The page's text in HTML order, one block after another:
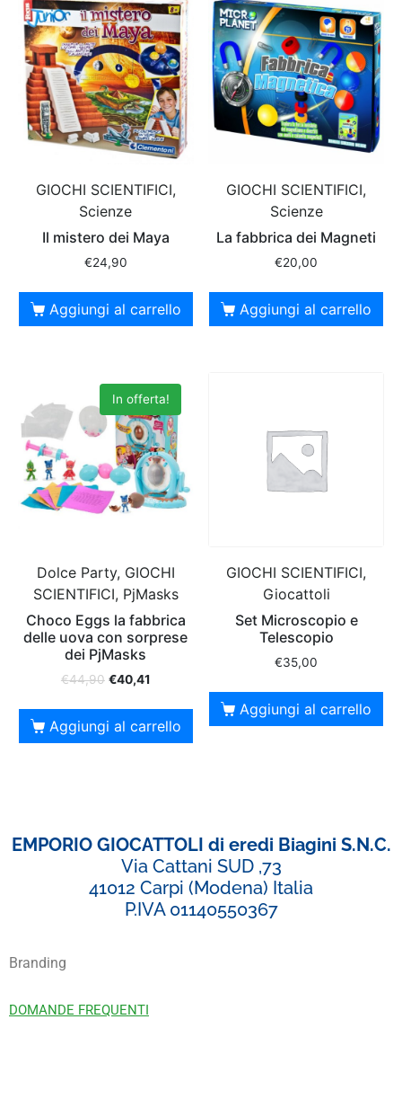
GIOCHI SCIENTIFICI,
Scienze
Il mistero dei Maya
€24,90
Aggiungi al carrello
GIOCHI SCIENTIFICI,
Scienze
La fabbrica dei Magneti
€20,00
Aggiungi al carrello
In offerta!
Dolce Party, GIOCHI
SCIENTIFICI, PjMasks
Choco Eggs la fabbrica
delle uova con sorprese
dei PjMasks
€44,90 €40,41
Aggiungi al carrello
GIOCHI SCIENTIFICI,
Giocattoli
Set Microscopio e
Telescopio
€35,00
Aggiungi al carrello
EMPORIO GIOCATTOLI di eredi Biagini S.N.C.
Via Cattani SUD ,73
41012 Carpi (Modena) Italia
P.IVA 01140550367
Branding
DOMANDE FREQUENTI